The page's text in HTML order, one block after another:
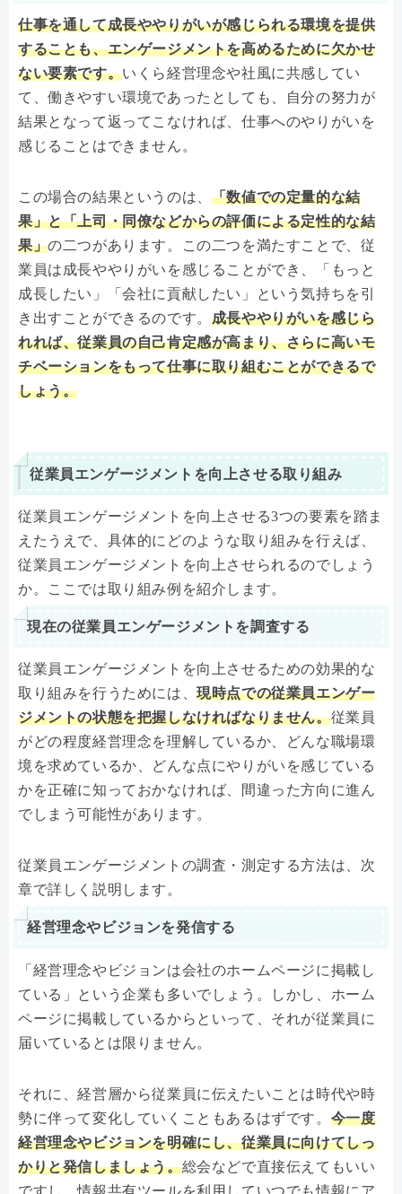
仕事を通して成長ややりがいが感じられる環境を提供
することも、エンゲージメントを高めるために欠かせ
ない要素です。いくら経営理念や社風に共感してい
て、働きやすい環境であったとしても、自分の努力が
結果となって返ってこなければ、仕事へのやりがいを
感じることはできません。
この場合の結果というのは、 「数値での定量的な結
果」と「上司・同僚などからの評価による定性的な結
果」の二つがあります。この二つを満たすことで、従
業員は成長ややりがいを感じることができ、「もっと
成長したい」「会社に貢献したい」という気持ちを引
き出すことができるのです。 成長ややりがいを感じら
れれば、従業員の自己肯定感が高まり、さらに高いモ
チベーションをもって仕事に取り組むことができるで
しょう。
従業員エンゲージメントを向上させる取り組み
従業員エンゲージメントを向上させる3つの要素を踏ま
えたうえで、具体的にどのような取り組みを行えば、
従業員エンゲージメントを向上させられるのでしょう
か。ここでは取り組み例を紹介します。
現在の従業員エンゲージメントを調査する
従業員エンゲージメントを向上させるための効果的な
取り組みを行うためには、現時点での従業員エンゲー
ジメントの状態を把握しなければなりません。従業員
がどの程度経営理念を理解しているか、どんな職場環
境を求めているか、どんな点にやりがいを感じている
かを正確に知っておかなければ、間違った方向に進ん
でしまう可能性があります。
従業員エンゲージメントの調査・測定する方法は、次
章で詳しく説明します。
経営理念やビジョンを発信する
「経営理念やビジョンは会社のホームページに掲載し
ている」という企業も多いでしょう。しかし、ホーム
ページに掲載しているからといって、それが従業員に
届いているとは限りません。
それに、経営層から従業員に伝えたいことは時代や時
勢に伴って変化していくこともあるはずです。 今一度
経営理念やビジョンを明確にし、従業員に向けてしっ
かりと発信しましょう。総会などで直接伝えてもいい
ですし、情報共有ツールを利用していつでも情報にア